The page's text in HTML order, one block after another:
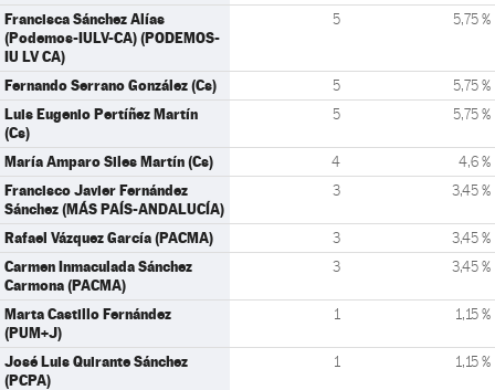
Francisca Sánchez Alías
(Podemos-IULV-CA) (PODEMOS-
IU LV CA)
5 5,75 %
Fernando Serrano González (Cs) 5 5,75 %
Luis Eugenio Pertíñez Martín
(Cs)
5 5,75 %
María Amparo Siles Martín (Cs) 4 4,6 %
Francisco Javier Fernández
Sánchez (MÁS PAÍS-ANDALUCÍA)
3 3,45 %
Rafael Vázquez García (PACMA) 3 3,45 %
Carmen Inmaculada Sánchez
Carmona (PACMA)
3 3,45 %
Marta Castillo Fernández
(PUM+J)
1 1,15 %
José Luis Quirante Sánchez
(PCPA)
1 1,15 %